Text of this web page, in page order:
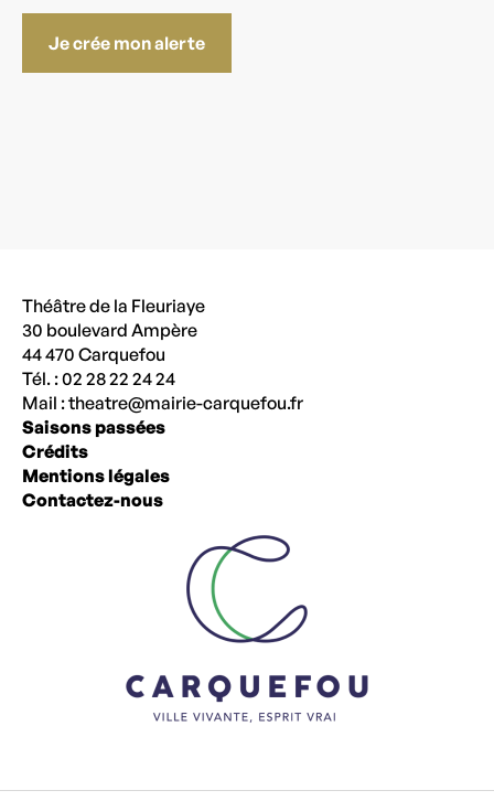
Je crée mon alerte
Théâtre de la Fleuriaye
30 boulevard Ampère
44 470 Carquefou
Tél. : 02 28 22 24 24
Mail :theatre@mairie-carquefou.fr
Saisons passées
Crédits
Mentions légales
Contactez-nous